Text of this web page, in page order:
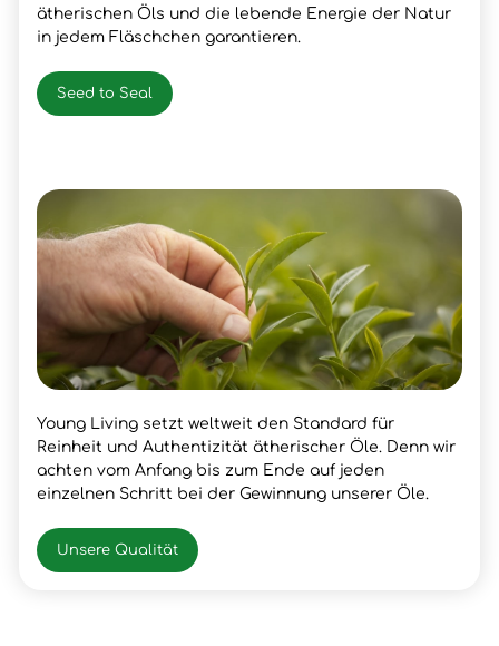
ätherischen Öls und die lebende Energie der Natur
in jedem Fläschchen garantieren.
Seed to Seal
Young Living setzt weltweit den Standard für
Reinheit und Authentizität ätherischer Öle. Denn wir
achten vom Anfang bis zum Ende auf jeden
einzelnen Schritt bei der Gewinnung unserer Öle.
Unsere Qualität